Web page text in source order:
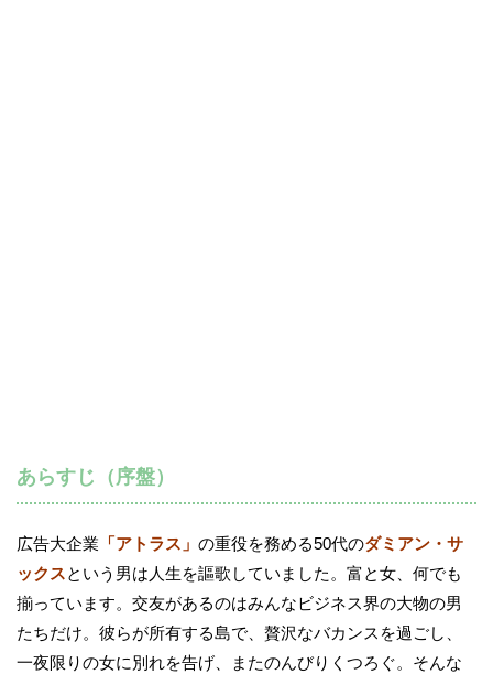
あらすじ（序盤）
広告大企業 「アトラス」 の重役を務める50代のダミアン・サ
ックスという男は人生を謳歌していました。富と女、何でも
揃っています。交友があるのはみんなビジネス界の大物の男
たちだけ。彼らが所有する島で、贅沢なバカンスを過ごし、
一夜限りの女に別れを告げ、またのんびりくつろぐ。そんな